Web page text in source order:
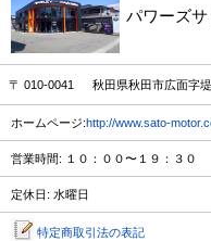
パワーズサ
〒 010-0041 秋田県秋田市広面字堤
ホームページ:http://www.sato-
営業時間: １０：００〜１９：３０
定休日: 水曜日
特定商取引法の表記